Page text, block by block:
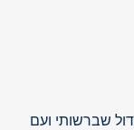
שברשותי ועם